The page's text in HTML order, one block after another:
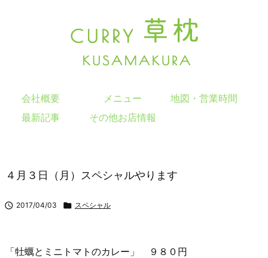
会社概要 メニュー
地図・営業時間
最新記事
その他お店情報
４月３日（月）スペシャルやります
 2017/04/03  スペシャル
「牡蠣とミニトマトのカレー」 ９８０円